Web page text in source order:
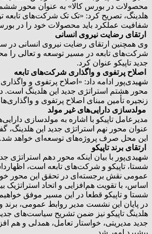
محصولات در بورس کالا» به عنوان محور ششم
هلدینگ، تصریح کرد: «تک تک شرکت‌های تابعه
شفافیت عملکرد باید محصولات خود را در
ارتقای رضایت نیروی انسانی
وی همچنین ارتقای رضایت نیروی انسانی در
شرکت‌های تابعه در مسیر توسعه و تعالی را
جدید تاپیکو عنوان کرد.
اصلاح پرتفوی و واگذاری شرکت‌های تابعه
شهیدی‌پور ادامه داد: «اصلاح پرتفوی و
محور هشتم استراتژی جدید این هلدینگ است.
زنجیره تأمین مبنای اصلاح پرتفوی و
مولدسازی دارایی‌های غیر مولد
مدیرعامل تاپیکو با اشاره به مولدسازی
عنوان محور نهم استراتژی جدید این هلدینگ،
این محل صرف پروژه‌های توسعه‌ای خواهد
ارتقای برند تاپیکو
شهیدی‌پور با بیان اینکه محور دهم استراتژی
شستا، تاپیکو و شرکت‌های تابعه است،
عمومی نقش برجسته‌ای در تحقق این محور
اساس، با تقویت هم‌افزایی و اتحاد استراتژیک
شستا و تاپیکو قطعا در این مسیر موفق
در پایان این نشست مدیر روابط عمومی،
هلدینگ تاپیکو نیز ضمن تشریح سیاست‌های
جدید مدیریتی، خواستار تعامل، همدلی و هم